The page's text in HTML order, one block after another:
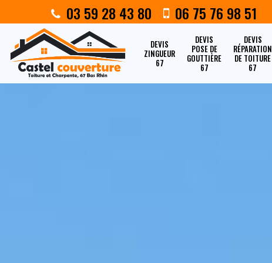
03 59 28 43 80 06 75 76 98 51
DEVIS
ZINGUEUR
67
DEVIS
POSE DE
GOUTTIÈRE
67
DEVIS
RÉPARATION
DE TOITURE
67